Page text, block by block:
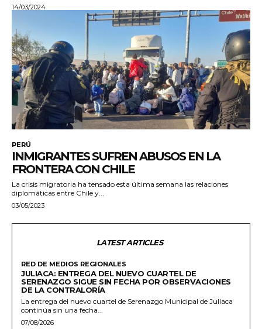
14/03/2024
PERÚ
INMIGRANTES SUFREN ABUSOS EN LA
FRONTERA CON CHILE
La crisis migratoria ha tensado esta última semana las relaciones
diplomáticas entre Chile y...
03/05/2023
LATEST ARTICLES
RED DE MEDIOS REGIONALES
JULIACA: ENTREGA DEL NUEVO CUARTEL DE
SERENAZGO SIGUE SIN FECHA POR OBSERVACIONES
DE LA CONTRALORÍA
La entrega del nuevo cuartel de Serenazgo Municipal de Juliaca
continúa sin una fecha...
07/08/2026